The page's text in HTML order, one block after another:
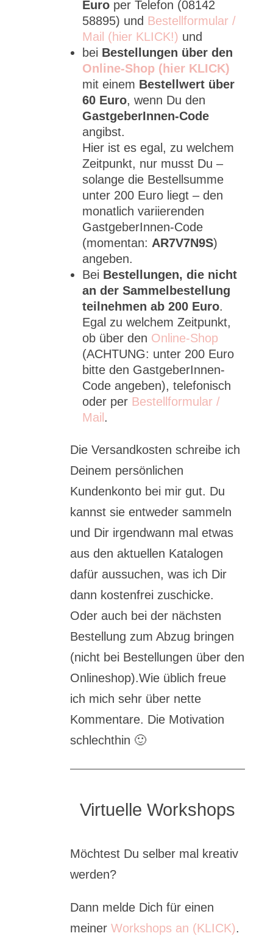
Euro per Telefon (08142
58895) und Bestellformular /
Mail (hier KLICK!) und
bei Bestellungen über den
Online-Shop (hier KLICK)
mit einem Bestellwert über
60 Euro, wenn Du den
GastgeberInnen-Code
angibst.
Hier ist es egal, zu welchem
Zeitpunkt, nur musst Du –
solange die Bestellsumme
unter 200 Euro liegt – den
monatlich variierenden
GastgeberInnen-Code
(momentan: AR7V7N9S)
angeben.
Bei Bestellungen, die nicht
an der Sammelbestellung
teilnehmen ab 200 Euro.
Egal zu welchem Zeitpunkt,
ob über den Online-Shop
(ACHTUNG: unter 200 Euro
bitte den GastgeberInnen-
Code angeben), telefonisch
oder per Bestellformular /
Mail .
Die Versandkosten schreibe ich
Deinem persönlichen
Kundenkonto bei mir gut. Du
kannst sie entweder sammeln
und Dir irgendwann mal etwas
aus den aktuellen Katalogen
dafür aussuchen, was ich Dir
dann kostenfrei zuschicke.
Oder auch bei der nächsten
Bestellung zum Abzug bringen
(nicht bei Bestellungen über den
Onlineshop).Wie üblich freue
ich mich sehr über nette
Kommentare. Die Motivation
schlechthin 🙂
Virtuelle Workshops
Möchtest Du selber mal kreativ
werden?
Dann melde Dich für einen
meiner Workshops an (KLICK).